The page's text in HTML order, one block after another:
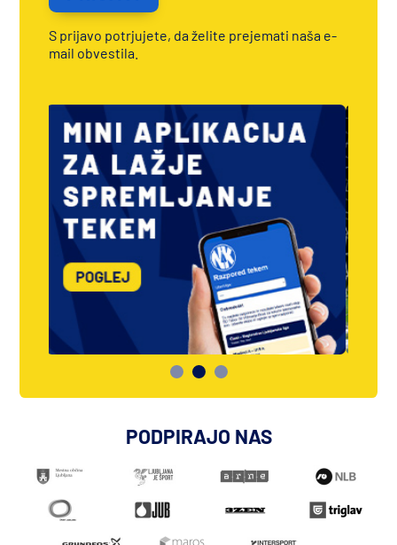
S prijavo potrjujete, da želite prejemati naša e-
mail obvestila.
PODPIRAJO NAS